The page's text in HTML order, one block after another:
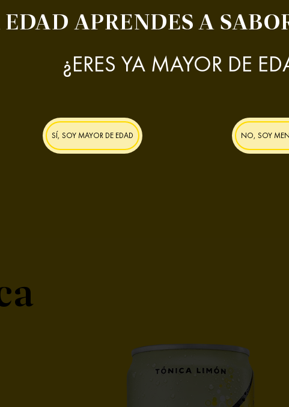
APRENDES A
¿ERES YA MAYOR DE
SÍ, SOY MAYOR DE EDAD NO, SOY